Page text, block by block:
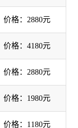
价格：2880元
价格：4180元
价格：2880元
价格：1980元
价格：1180元